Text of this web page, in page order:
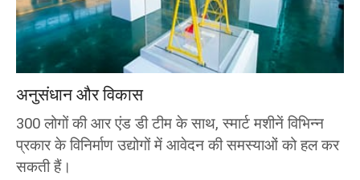
अनुसंधान और विकास
300 लोगों की आर एंड डी टीम के साथ, स्मार्ट मशीनें विभिन्न
प्रकार के विनिर्माण उद्योगों में आवेदन की समस्याओं को हल कर
सकती हैं।